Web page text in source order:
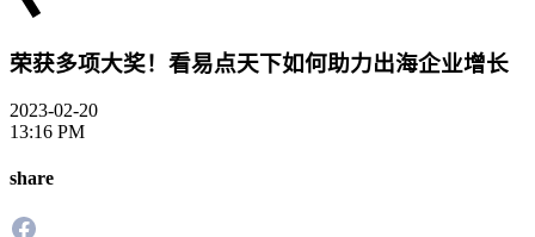
荣获多项大奖！看易点天下如何助力出海企业增长
2023-02-20
13:16 PM
share